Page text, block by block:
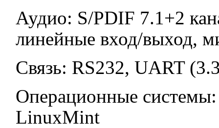
Аудио: S/PDIF 7.1+2
линейные вход/выход,
Связь: RS232, UART
Операционные
LinuxMint